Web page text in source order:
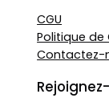
CGU
Politique
Contactez-